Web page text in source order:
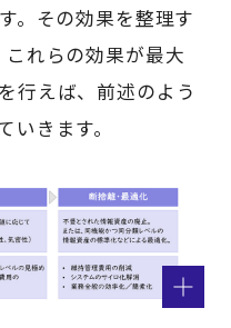
。その効果を整理す
れらの効果が最大
行えば、前述のよう
きます。